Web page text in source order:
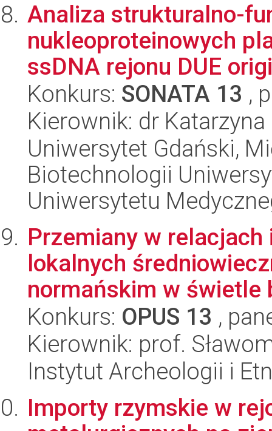
Analiza strukturalno-
nukleoproteinowych
ssDNA rejonu DUE
Konkurs: SONATA 13 ,
Kierownik: dr
Uniwersytet Gdański,
Biotechnologii
Uniwersytetu
Przemiany w
lokalnych
normańskim w świetle
Konkurs: OPUS 13 ,
Kierownik: prof.
Instytut Archeologii i
Importy rzymskie w